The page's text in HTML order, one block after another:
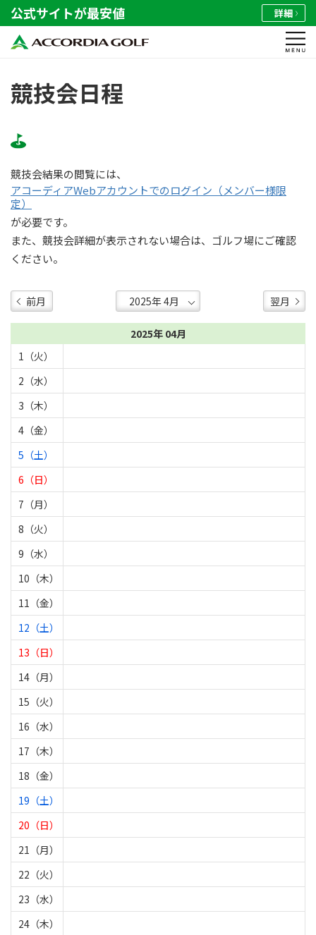
公式サイトが最安値 詳細
競技会日程
競技会結果の閲覧には、
アコーディアWebアカウントでのログイン（メンバー様限
定）
が必要です。
また、競技会詳細が表示されない場合は、ゴルフ場にご確認
ください。
前月 翌月
2025年 04月
1（火）
2（水）
3（木）
4（金）
5（土）
6（日）
7（月）
8（火）
9（水）
10（木）
11（金）
12（土）
13（日）
14（月）
15（火）
16（水）
17（木）
18（金）
19（土）
20（日）
21（月）
22（火）
23（水）
24（木）